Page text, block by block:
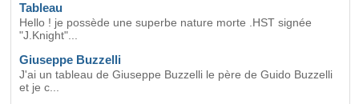
Tableau
Hello ! je possède une superbe nature morte .HST signée
"J.Knight"...
Giuseppe Buzzelli
J'ai un tableau de Giuseppe Buzzelli le père de Guido Buzzelli
et je c...